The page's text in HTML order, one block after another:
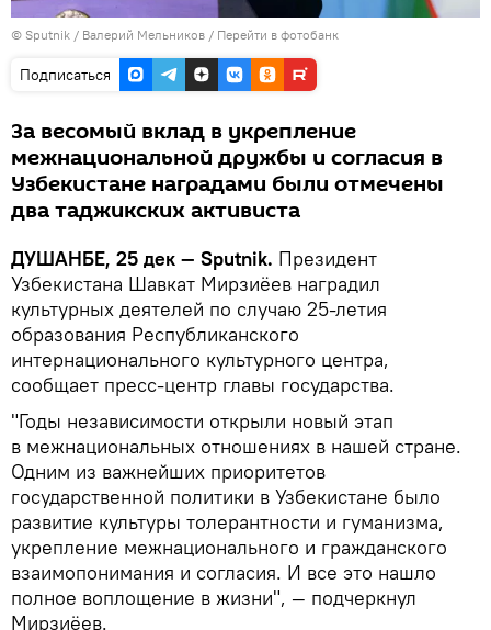
© Sputnik / Валерий Мельников / Перейти в фотобанк
Подписаться
За весомый вклад в укрепление
межнациональной дружбы и согласия в
Узбекистане наградами были отмечены
два таджикских активиста
ДУШАНБЕ, 25 дек — Sputnik. Президент
Узбекистана Шавкат Мирзиёев наградил
культурных деятелей по случаю 25-летия
образования Республиканского
интернационального культурного центра,
сообщает пресс-центр главы государства.
"Годы независимости открыли новый этап
в межнациональных отношениях в нашей стране.
Одним из важнейших приоритетов
государственной политики в Узбекистане было
развитие культуры толерантности и гуманизма,
укрепление межнационального и гражданского
взаимопонимания и согласия. И все это нашло
полное воплощение в жизни", — подчеркнул
Мирзиёев.